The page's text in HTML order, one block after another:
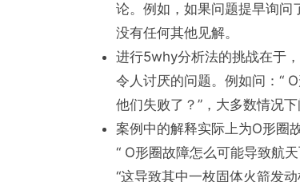
论。例如，如果问题提早询问
没有任何其他见解。
进行5why分析法的挑战在于
令人讨厌的问题。例如问：“
他们失败了？”，大多数情况下
案例中的解释实际上为O形圈
“ O形圈故障怎么可能导致航
“这导致其中一枚固体火箭发